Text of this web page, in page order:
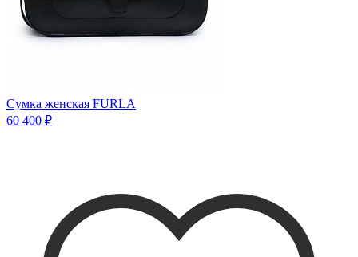
Сумка женская FURLA
60 400 ₽